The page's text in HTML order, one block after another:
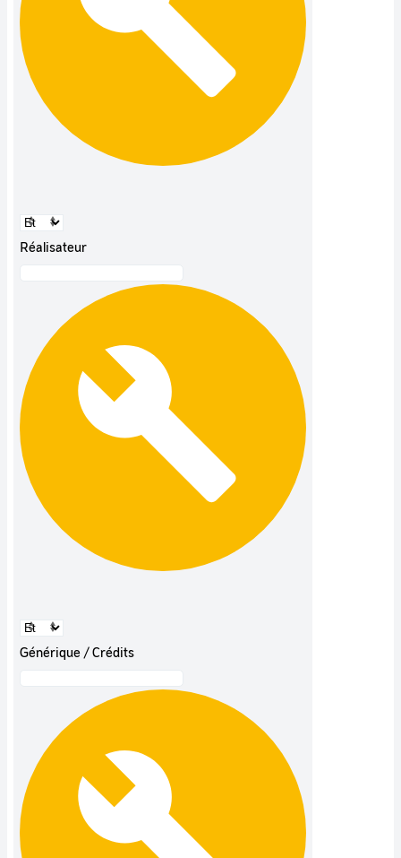
Réalisateur
Générique / Crédits